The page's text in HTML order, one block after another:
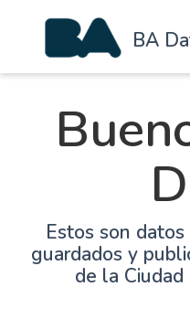
BA
Estos son
guardados y
de la